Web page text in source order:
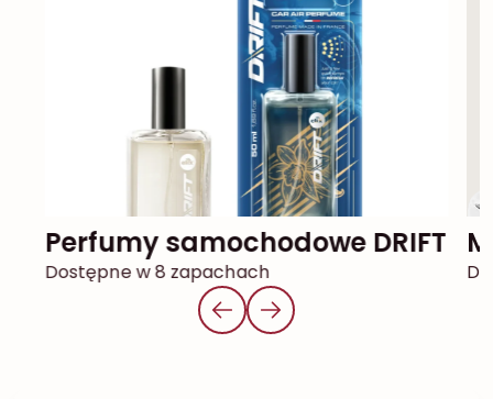
Perfumy samochodowe DRIFT
Dostępne w 8 zapachach